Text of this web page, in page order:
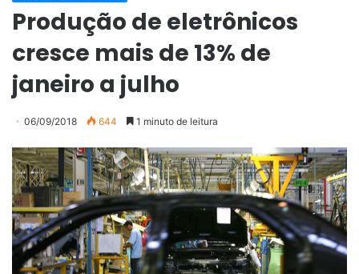
Produção de eletrônicos
cresce mais de 13% de
janeiro a julho
06/09/2018 644 1 minuto de leitura